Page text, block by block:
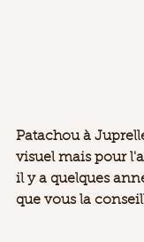
Patachou à
visuel mais pour
il y a quelques
que vous la